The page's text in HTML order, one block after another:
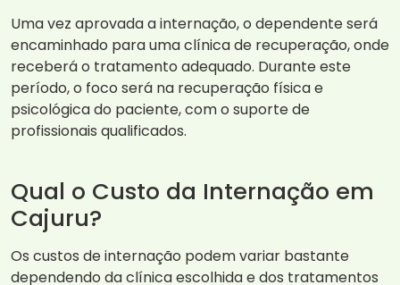
Uma vez aprovada a internação, o dependente será
encaminhado para uma clínica de recuperação, onde
receberá o tratamento adequado. Durante este
período, o foco será na recuperação física e
psicológica do paciente, com o suporte de
profissionais qualificados.
Qual o Custo da Internação em
Cajuru?
Os custos de internação podem variar bastante
dependendo da clínica escolhida e dos tratamentos